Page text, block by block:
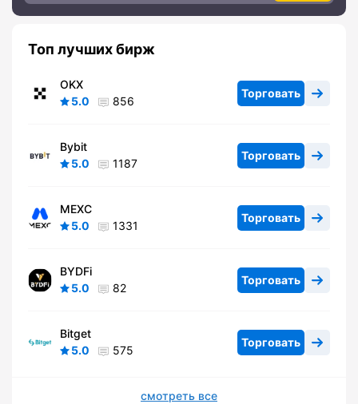
Топ лучших бирж
OKX
5.0
856
Торговать
Bybit
5.0
1187
Торговать
MEXC
5.0
1331
Торговать
BYDFi
5.0
82
Торговать
Bitget
5.0
575
Торговать
смотреть все